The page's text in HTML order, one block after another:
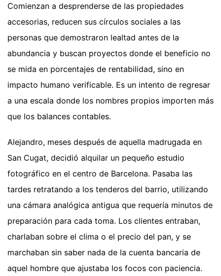
Comienzan a desprenderse de las propiedades
accesorias, reducen sus círculos sociales a las
personas que demostraron lealtad antes de la
abundancia y buscan proyectos donde el beneficio no
se mida en porcentajes de rentabilidad, sino en
impacto humano verificable. Es un intento de regresar
a una escala donde los nombres propios importen más
que los balances contables.
Alejandro, meses después de aquella madrugada en
San Cugat, decidió alquilar un pequeño estudio
fotográfico en el centro de Barcelona. Pasaba las
tardes retratando a los tenderos del barrio, utilizando
una cámara analógica antigua que requería minutos de
preparación para cada toma. Los clientes entraban,
charlaban sobre el clima o el precio del pan, y se
marchaban sin saber nada de la cuenta bancaria de
aquel hombre que ajustaba los focos con paciencia.